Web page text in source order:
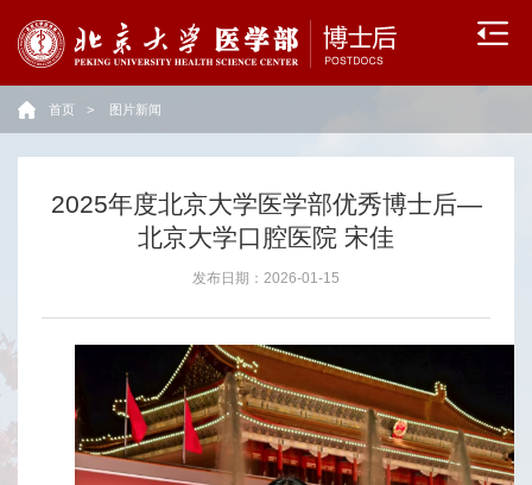
流
动
站
首页 > 图片新闻
2025年度北京大学医学部优秀博士后—
北京大学口腔医院 宋佳
发布日期：2026-01-15